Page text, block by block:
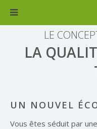
LE
LA
UN NOUVEL
Vous êtes séduit par